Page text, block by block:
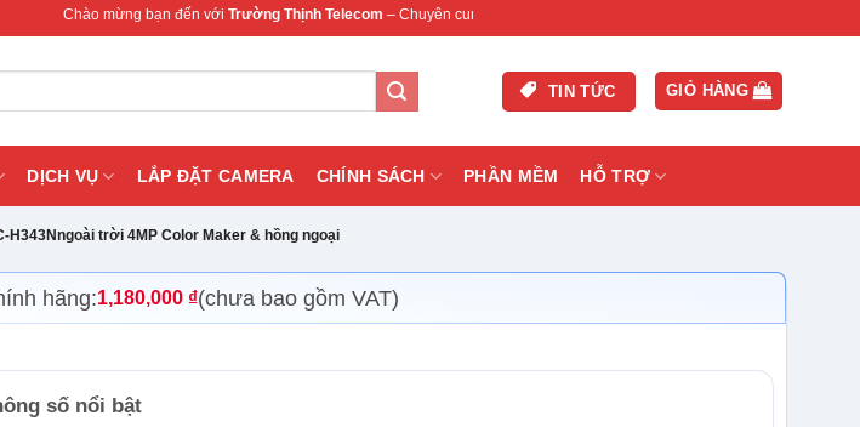
Chào mừng bạn đến vớiTrường Thịnh Telecom– Chuyên cung cấp thiết bị mạng & camera chính hãng, bảo hành , hỗ trợ nhanh.
TIN TỨC GIỎ HÀNG
DỊCH VỤ LẮP ĐẶT CAMERA CHÍNH SÁCH PHẦN MỀM HỖ TRỢ
H343Nngoài trời 4MP Color Maker & hồng ngoại
hãng:1,180,000 ₫(chưa bao gồm VAT)
số nổi bật